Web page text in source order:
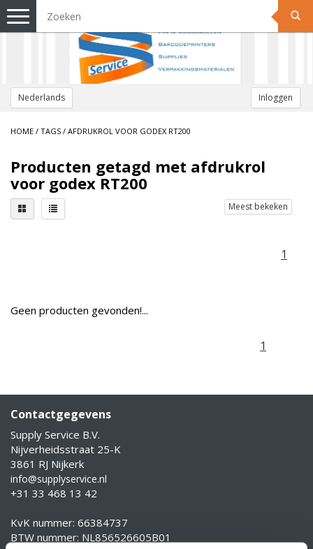
Nederlands Inloggen
Toggle
navigation
HOME / TAGS / AFDRUKROL VOOR GODEX RT200
Producten getagd met afdrukrol
voor godex RT200
Meest bekeken
1
Geen producten gevonden!...
1
Contactgegevens
Supply Service B.V.
Nijverheidsstraat 25-K
3861 RJ Nijkerk
info@supplyservice.nl
+31 33 468 13 42
KvK nummer: 66384737
BTW nummer: NL856526605B01